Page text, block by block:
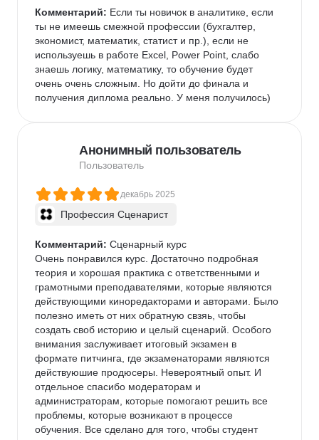
Комментарий: Если ты новичок в аналитике, если
ты не имеешь смежной профессии (бухгалтер,
экономист, математик, статист и пр.), если не
используешь в работе Excel, Power Point, слабо
знаешь логику, математику, то обучение будет
очень очень сложным. Но дойти до финала и
получения диплома реально. У меня получилось)
Анонимный пользователь
Пользователь
декабрь 2025
Профессия Сценарист
Комментарий: Сценарный курс
Очень понравился курс. Достаточно подробная
теория и хорошая практика с ответственными и
грамотными преподавателями, которые являются
действующими киноредакторами и авторами. Было
полезно иметь от них обратную свзяь, чтобы
создать своб историю и целый сценарий. Особого
внимания заслуживает итоговый экзамен в
формате питчинга, где экзаменаторами являются
действуюшие продюсеры. Невероятный опыт. И
отдельное спасибо модераторам и
администраторам, которые помогают решить все
проблемы, которые возникают в процессе
обучения. Все сделано для того, чтобы студент